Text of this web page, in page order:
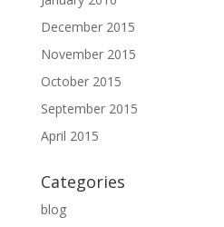
December 2015
November 2015
October 2015
September 2015
April 2015
Categories
blog